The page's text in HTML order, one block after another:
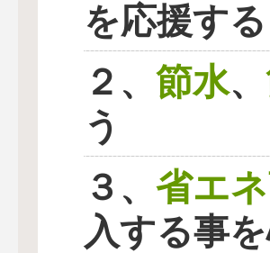
を応援する
２、 節水、
う
３、 省エ
入する事